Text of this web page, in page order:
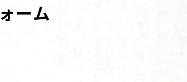
ーム